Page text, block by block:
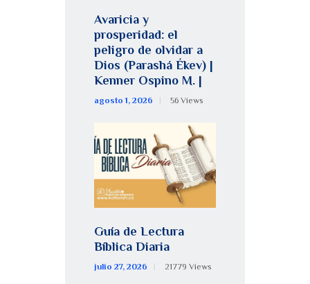
Avaricia y
prosperidad: el
peligro de olvidar a
Dios (Parashá Ékev) |
Kenner Ospino M. |
agosto 1, 2026 56 Views
Guía de Lectura
Bíblica Diaria
julio 27, 2026 21779 Views